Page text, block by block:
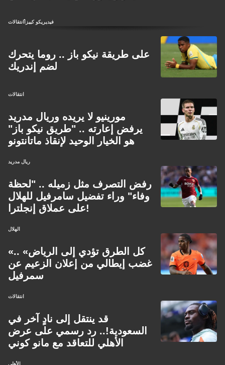
انتقالات فيديريكو كييزا
على طريقة نيكو باز .. روما يتحرك
لضم إندريك
انتقالات
مورينيو لا يريده وريال مدريد
يرفض إعارته .. "طريق نيكو باز"
هو الخيار الوحيد لإنقاذ ماتانتونو
ريال مدريد
رفض التصرف مثل زميله .. "لحظة
وفاء" وراء تفضيل سامرفيل للهلال
على عملاق إنجلترا!
الهلال
«كل الطرق تؤدي إلى الرياض» ..
غضب إيطالي من إعلان الزعيم عن
سمرفيل
انتقالات
قد ينتقل إلى نادٍ آخر في
السعودية!.. رد رسمي على عرض
الأهلي للتعاقد مع مانو كوني
الأهلي